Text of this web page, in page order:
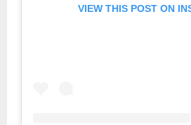
VIEW THIS POST ON